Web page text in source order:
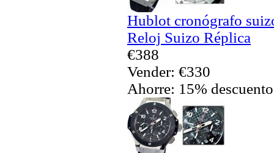
Hublot cronógrafo
Reloj Suizo Réplica
€388
Vender: €330
Ahorre: 15% descuento